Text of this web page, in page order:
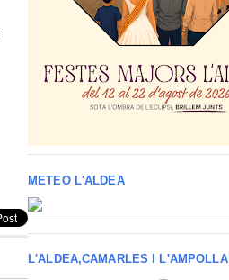
METEO L'ALDEA
L'ALDEA,CAMARLES I L'AMPOLLA